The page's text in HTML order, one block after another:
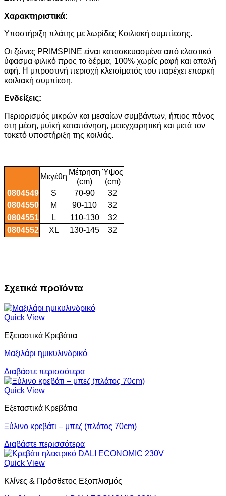
Χαρακτηριστικά:
Υποστήριξη πλάτης με λωρίδες Κοιλιακή συμπίεσης.
Οι ζώνες PRIMSPINE είναι κατασκευασμένα από ελαστικό
ύφασμα φιλικό προς το δέρμα, 100% χωρίς ραφή και απαλή
αφή. Η μπροστινή περιοχή κλεισίματός του παρέχει επαρκή
κοιλιακή συμπίεση.
Ενδείξεις:
Περιορισμός μικρών και μεσαίων συμβάντων, ήπιος πόνος
στη μέση, μυϊκή καταπόνηση, μετεγχειρητική και μετά τον
τοκετό υποστήριξη της κοιλιάς.
Μεγέθη Mέτρηση
(cm)
Ύψος
(cm)
0804549
S 70-90
32
0804550
M 90-110
32
0804551
L 110-130
32
0804552
XL 130-145 32
Σχετικά προϊόντα
Quick View
Εξεταστικά Κρεβάτια
Μαξιλάρι ημικυλινδρικό
Διαβάστε περισσότερα
Quick View
Εξεταστικά Κρεβάτια
Ξύλινο κρεβάτι – μπεζ (πλάτος 70cm)
Διαβάστε περισσότερα
Quick View
Κλίνες & Πρόσθετος Εξοπλισμός